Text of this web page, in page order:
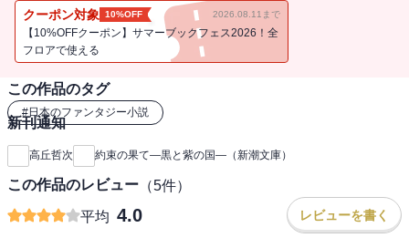
空前絶後のボーイ・ミーツ・ガール。日本ファンタジーノベル大賞
受賞作。（解説・杉江松恋）
クーポン対象 10%OFF 2026.08.11まで
【10%OFFクーポン】サマーブックフェス2026！全
フロアで使える
この作品のタグ
#日本のファンタジー小説
新刊通知
高丘哲次 約束の果て―黒と紫の国―（新潮文庫）
この作品のレビュー （5件）
平均 4.0 レビューを書く